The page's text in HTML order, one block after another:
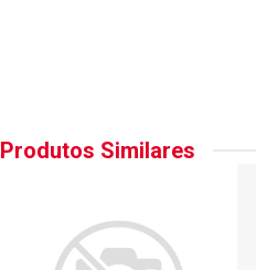
Produtos Similares